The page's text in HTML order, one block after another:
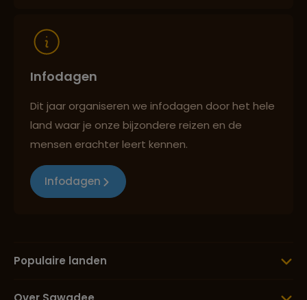
Infodagen
Dit jaar organiseren we infodagen door het hele
land waar je onze bijzondere reizen en de
mensen erachter leert kennen.
Infodagen
Populaire landen